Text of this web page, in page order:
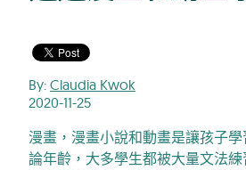
By: Claudia Kwok
2020-11-25
漫畫，漫畫小說和動畫是讓孩子
論年齡，大多學生都被大量文法